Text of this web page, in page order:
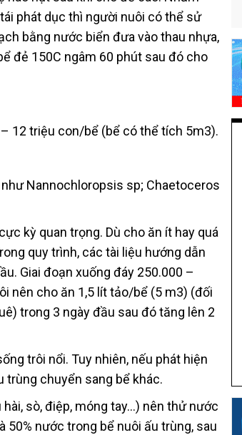
phát dục thì người nuôi có thể sử
bằng nước biển đưa vào thau nhựa,
đẻ 150C ngâm 60 phút sau đó cho
12 triệu con/bể (bể có thể tích 5m3).
Nannochloropsis sp; Chaetoceros
kỳ quan trọng. Dù cho ăn ít hay quá
quy trình, các tài liệu hướng dẫn
Giai đoạn xuống đáy 250.000 –
nên cho ăn 1,5 lít tảo/bể (5 m3) (đối
trong 3 ngày đầu sau đó tăng lên 2
trôi nổi. Tuy nhiên, nếu phát hiện
trùng chuyển sang bể khác.
sò, điệp, móng tay…) nên thử nước
nước trong bể nuôi ấu trùng, sau